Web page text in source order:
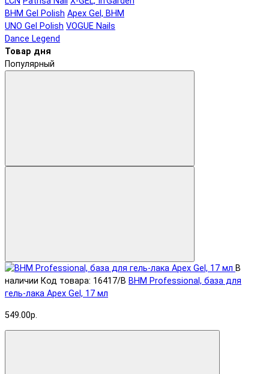
BHM Gel Polish Apex Gel, BHM
UNO Gel Polish VOGUE Nails
Dance Legend
Товар дня
Популярный
В
наличии Код товара: 16417/B BHM Professional, база для
гель-лака Apex Gel, 17 мл
549.00р.